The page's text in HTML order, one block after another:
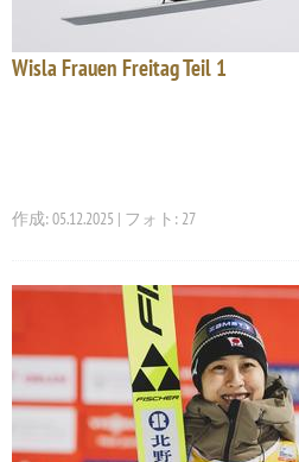
Wisla Frauen Freitag Teil 1
作成: 05.12.2025 | フォト: 27